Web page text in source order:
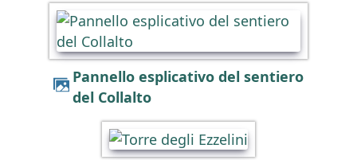
Pannello esplicativo del sentiero
del Collalto